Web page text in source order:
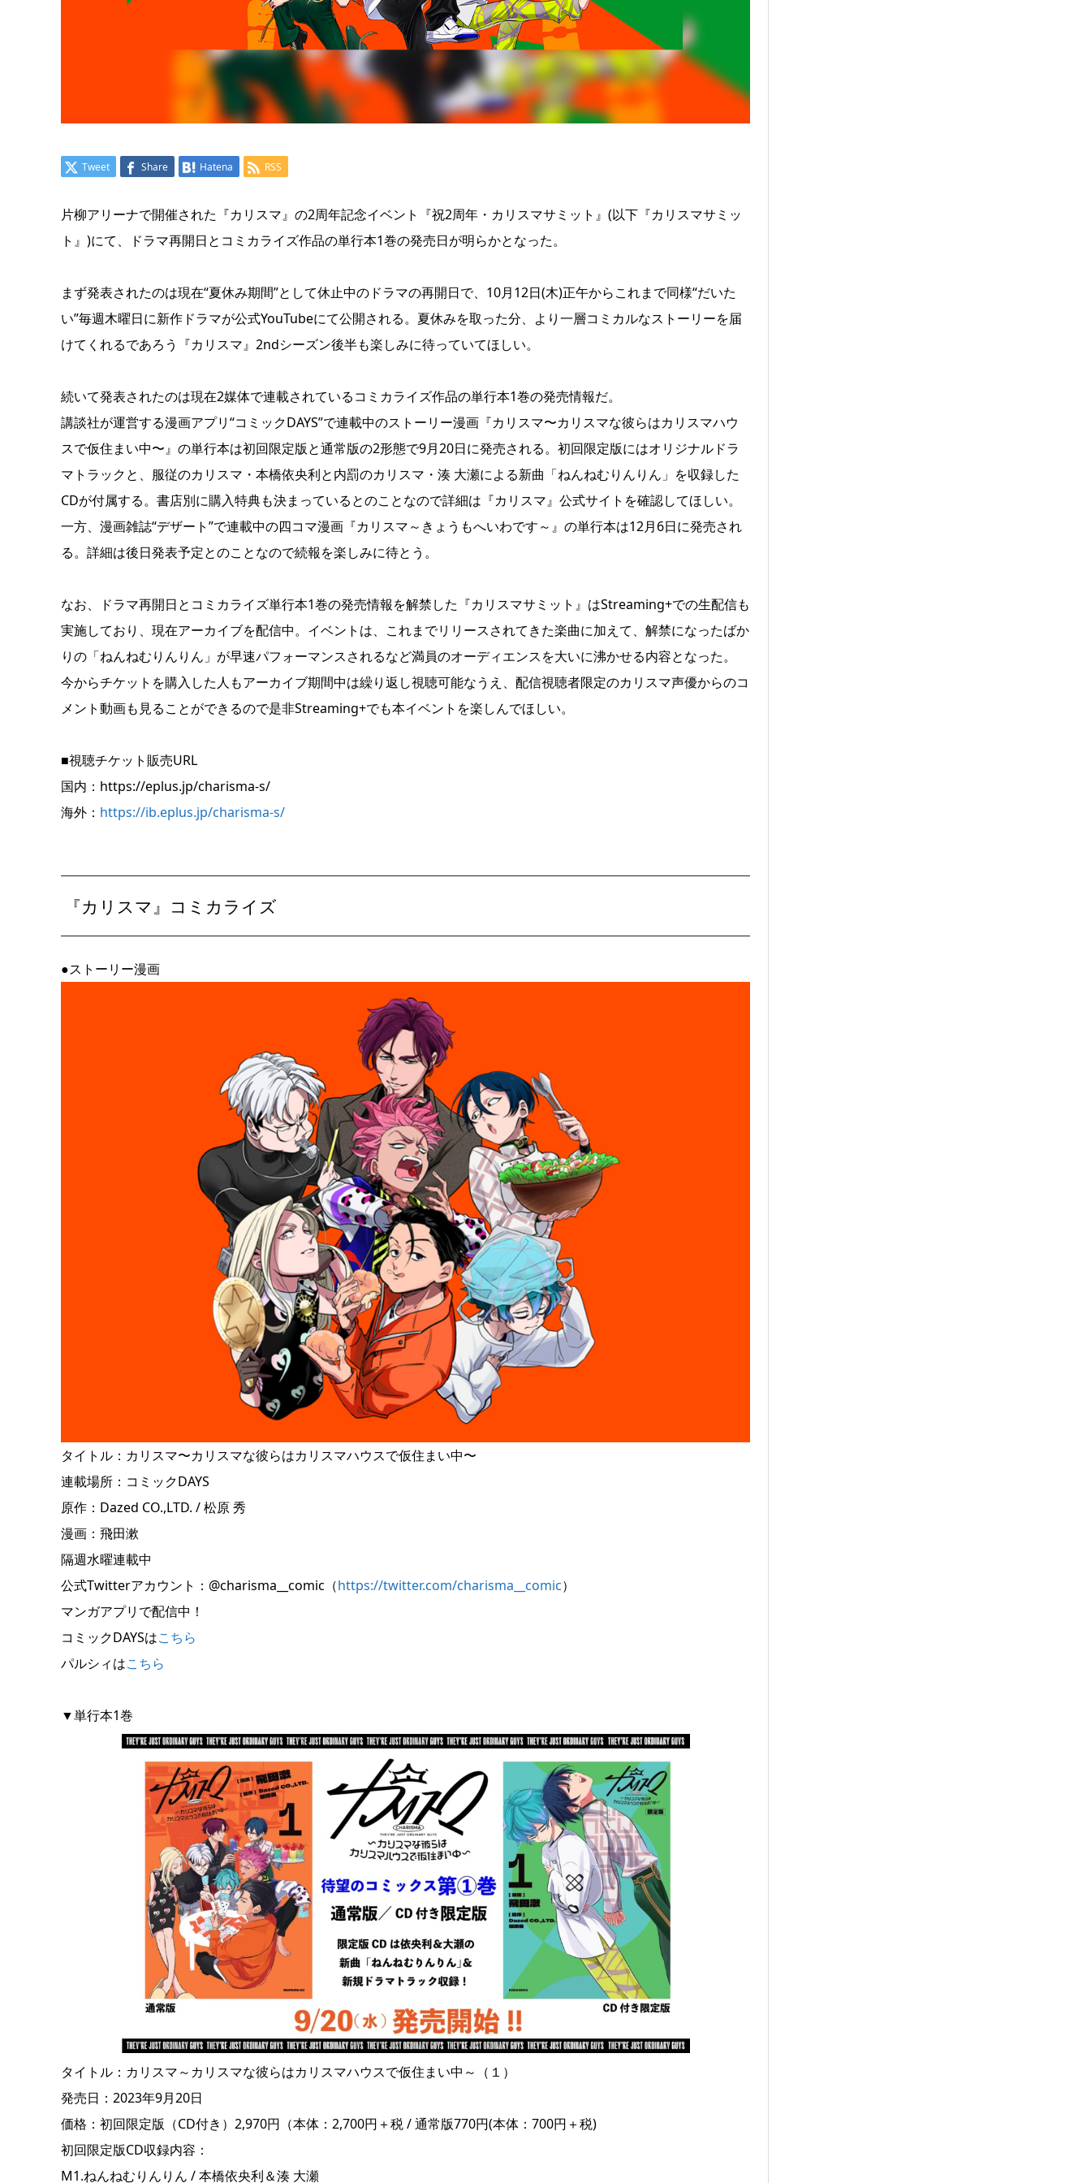
Tweet Share Hatena RSS
片柳アリーナで開催された『カリスマ』の2周年記念イベント『祝2周年・カリスマサミット』(以下『カリスマサミッ
ト』)にて、ドラマ再開日とコミカライズ作品の単行本1巻の発売日が明らかとなった。
まず発表されたのは現在“夏休み期間”として休止中のドラマの再開日で、10月12日(木)正午からこれまで同様“だいた
い”毎週木曜日に新作ドラマが公式YouTubeにて公開される。夏休みを取った分、より一層コミカルなストーリーを届
けてくれるであろう『カリスマ』2ndシーズン後半も楽しみに待っていてほしい。
続いて発表されたのは現在2媒体で連載されているコミカライズ作品の単行本1巻の発売情報だ。
講談社が運営する漫画アプリ“コミックDAYS”で連載中のストーリー漫画『カリスマ〜カリスマな彼らはカリスマハウ
スで仮住まい中〜』の単行本は初回限定版と通常版の2形態で9月20日に発売される。初回限定版にはオリジナルドラ
マトラックと、服従のカリスマ・本橋依央利と内罰のカリスマ・湊 大瀬による新曲「ねんねむりんりん」を収録した
CDが付属する。書店別に購入特典も決まっているとのことなので詳細は『カリスマ』公式サイトを確認してほしい。
一方、漫画雑誌“デザート”で連載中の四コマ漫画『カリスマ～きょうもへいわです～』の単行本は12月6日に発売され
る。詳細は後日発表予定とのことなので続報を楽しみに待とう。
なお、ドラマ再開日とコミカライズ単行本1巻の発売情報を解禁した『カリスマサミット』はStreaming+での生配信も
実施しており、現在アーカイブを配信中。イベントは、これまでリリースされてきた楽曲に加えて、解禁になったばか
りの「ねんねむりんりん」が早速パフォーマンスされるなど満員のオーディエンスを大いに沸かせる内容となった。
今からチケットを購入した人もアーカイブ期間中は繰り返し視聴可能なうえ、配信視聴者限定のカリスマ声優からのコ
メント動画も見ることができるので是非Streaming+でも本イベントを楽しんでほしい。
■視聴チケット販売URL
国内：https://eplus.jp/charisma-s/
海外： https://ib.eplus.jp/charisma-s/
『カリスマ』コミカライズ
●ストーリー漫画
タイトル：カリスマ〜カリスマな彼らはカリスマハウスで仮住まい中〜
連載場所：コミックDAYS
原作：Dazed CO.,LTD. / 松原 秀
漫画：飛田漱
隔週水曜連載中
公式Twitterアカウント：@charisma__comic（https://twitter.com/charisma__comic）
マンガアプリで配信中！
コミックDAYSはこちら
パルシィはこちら
▼単行本1巻
タイトル：カリスマ～カリスマな彼らはカリスマハウスで仮住まい中～（１）
発売日：2023年9月20日
価格：初回限定版（CD付き）2,970円（本体：2,700円＋税 / 通常版770円(本体：700円＋税)
初回限定版CD収録内容：
M1.ねんねむりんりん / 本橋依央利＆湊 大瀬